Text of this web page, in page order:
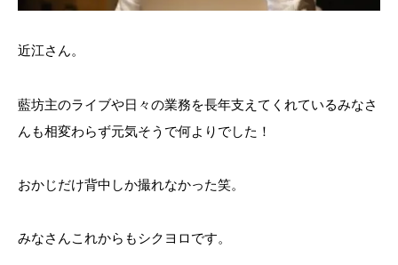
近江さん。
藍坊主のライブや日々の業務を長年支えてくれているみなさ
んも相変わらず元気そうで何よりでした！
おかじだけ背中しか撮れなかった笑。
みなさんこれからもシクヨロです。